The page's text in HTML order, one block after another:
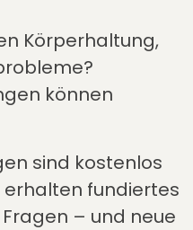
Körperhaltung,
können
sind kostenlos
erhalten fundiertes
– und neue